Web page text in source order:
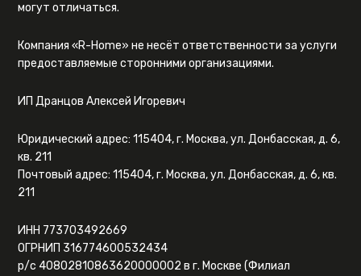
могут отличаться.
Компания «R-Home» не несёт ответственности за услуги
предоставляемые сторонними организациями.
ИП Дранцов Алексей Игоревич
Юридический адрес: 115404, г. Москва, ул. Донбасская, д. 6,
кв. 211
Почтовый адрес: 115404, г. Москва, ул. Донбасская, д. 6, кв.
211
ИНН 773703492669
ОГРНИП 316774600532434
р/с 40802810863620000002 в г. Москве (Филиал